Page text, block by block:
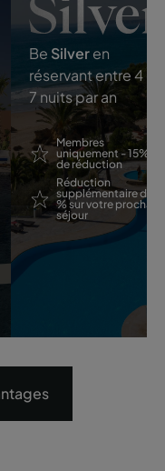
Be Silveren
réservant entre 4 et
7 nuits par an
Membres
uniquement - 15%
de réduction
Réduction
supplémentaire de 5
% sur votre prochain
séjour